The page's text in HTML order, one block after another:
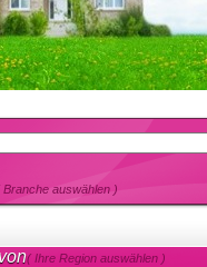
Branche auswählen )
( Ihre Region auswählen )